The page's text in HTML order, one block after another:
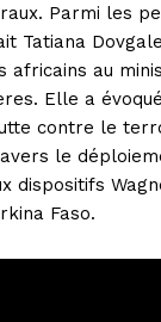
Parmi les
Tatiana
africains au
Elle a
contre le
le
dispositifs
Faso.